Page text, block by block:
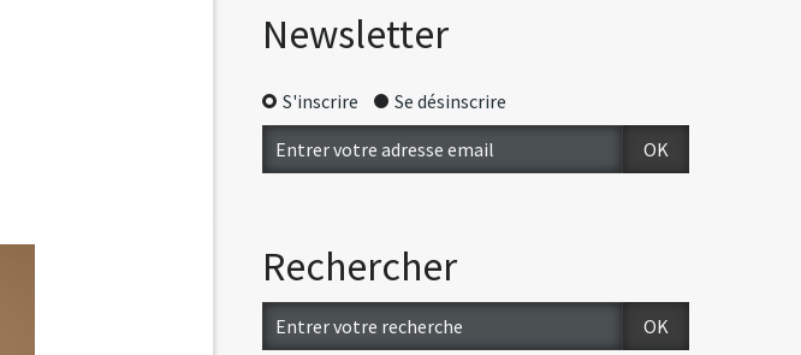
Newsletter
S'inscrire Se désinscrire
Rechercher